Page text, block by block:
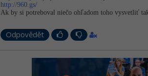
http://960.gs/
Ak by si potreboval niečo ohľadom toho vysvetliť
Odpovědět